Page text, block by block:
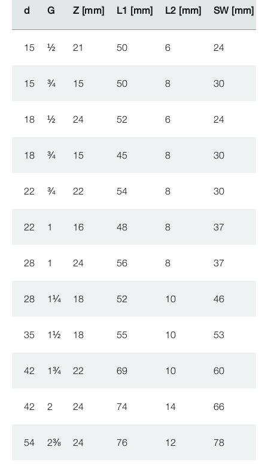
d G Z [mm] L1 [mm] L2 [mm] SW [mm]
d G Z [mm] L1 [mm] L2 [mm] SW [mm]
15 ½ 21 50 6 24
15 ¾ 15 50 8 30
18 ½ 24 52 6 24
18 ¾ 15 45 8 30
22 ¾ 22 54 8 30
22 1 16 48 8 37
28 1 24 56 8 37
28 1¼ 18 52 10 46
35 1½ 18 55 10 53
42 1¾ 22 69 10 60
42 2 24 74 14 66
54 2⅜ 24 76 12 78